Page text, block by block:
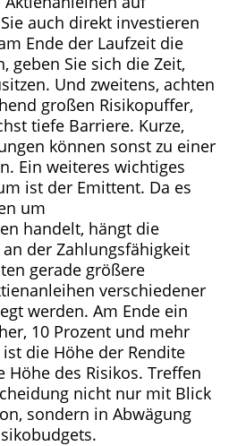
auch direkt investieren
Ende der Laufzeit die
geben Sie sich die Zeit,
Und zweitens, achten
großen Risikopuffer,
tiefe Barriere. Kurze,
können sonst zu einer
Ein weiteres wichtiges
ist der Emittent. Da es
um
handelt, hängt die
der Zahlungsfähigkeit
gerade größere
verschiedener
werden. Am Ende ein
10 Prozent und mehr
die Höhe der Rendite
Höhe des Risikos. Treffen
nicht nur mit Blick
sondern in Abwägung